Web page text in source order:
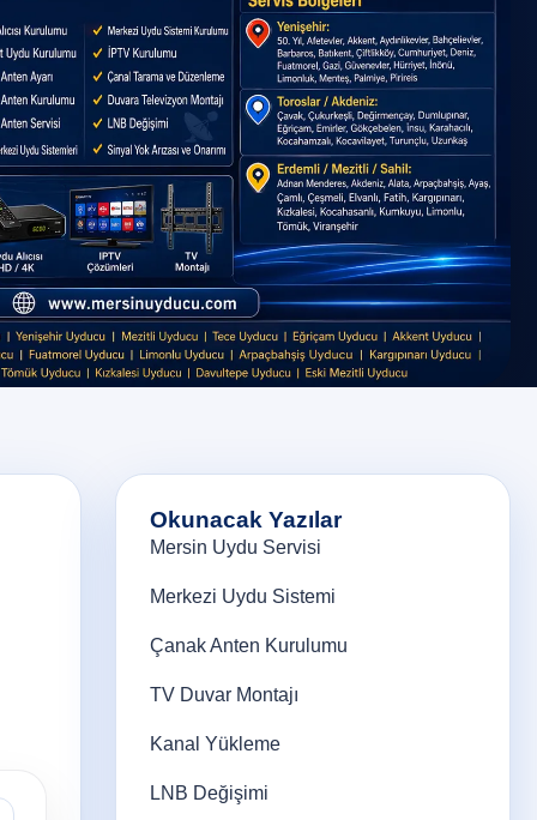
Okunacak Yazılar
Mersin Uydu Servisi
Merkezi Uydu Sistemi
Çanak Anten Kurulumu
TV Duvar Montajı
Kanal Yükleme
LNB Değişimi